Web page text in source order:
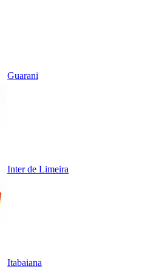
Guarani
Inter de Limeira
Itabaiana